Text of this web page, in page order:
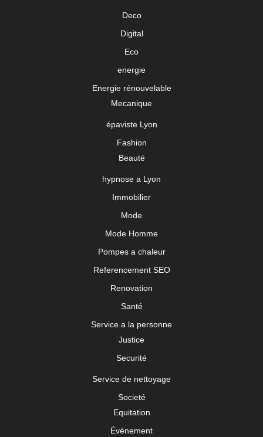
Deco
Digital
Eco
energie
Energie rénouvelable
Mecanique
épaviste Lyon
Fashion
Beauté
hypnose a Lyon
Immobilier
Mode
Mode Homme
Pompes a chaleur
Referencement SEO
Renovation
Santé
Service a la personne
Justice
Securité
Service de nettoyage
Societé
Equitation
Événement